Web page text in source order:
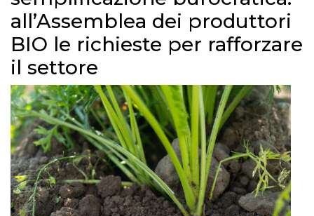
all’Assemblea dei produttori
BIO le richieste per rafforzare
il settore